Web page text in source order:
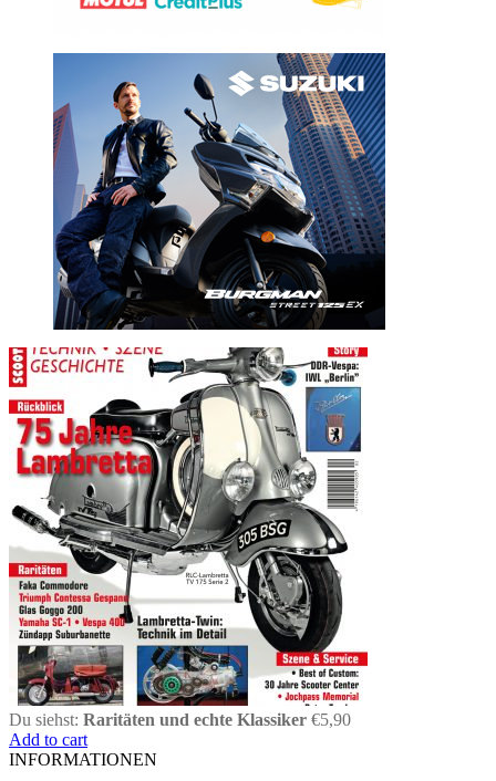
Du siehst: Raritäten und echte Klassiker €5,90
Add to cart
INFORMATIONEN